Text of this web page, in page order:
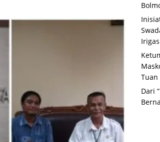
Tuan
Dari